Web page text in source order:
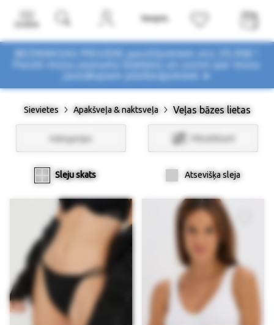
BEZMAKSAS PIEGĀDE pasūtījumiem virs 29,90€ !
Pasūti mūsu jaunumu biļetenu un uzzini par mūsu
Sievietes Apakšveļa & naktsveļa Veļas bāzes lietas
Kategorijas Filtri/Atlasīt
Sleju skats Atsevišķa sleja